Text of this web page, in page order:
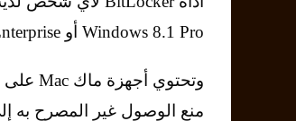
Windows 8.1 Pro أو Windows 8.1 Enterprise أو Windows 10 Pro.
وتحتوي أجهزة ماك Mac على أداة تشفير القرص المضمنة الخاصة بها والتي تسمى
منع الوصول غير المصرح به